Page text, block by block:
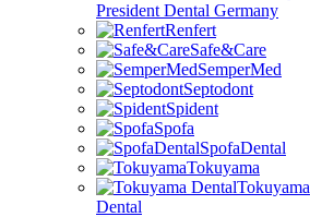
President Dental Germany
Renfert
Safe&Care
SemperMed
Septodont
Spident
Spofa
SpofaDental
Tokuyama
Tokuyama
Dental